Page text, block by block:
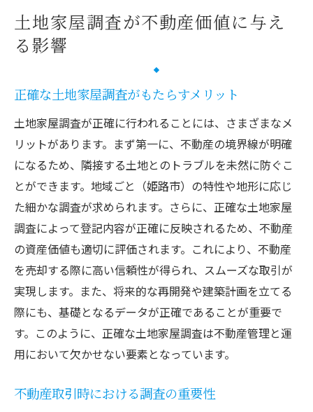
土地家屋調査が不動産価値に与え
る影響
正確な土地家屋調査がもたらすメリット
土地家屋調査が正確に行われることには、さまざまなメ
リットがあります。まず第一に、不動産の境界線が明確
になるため、隣接する土地とのトラブルを未然に防ぐこ
とができます。地域ごと（姫路市）の特性や地形に応じ
た細かな調査が求められます。さらに、正確な土地家屋
調査によって登記内容が正確に反映されるため、不動産
の資産価値も適切に評価されます。これにより、不動産
を売却する際に高い信頼性が得られ、スムーズな取引が
実現します。また、将来的な再開発や建築計画を立てる
際にも、基礎となるデータが正確であることが重要で
す。このように、正確な土地家屋調査は不動産管理と運
用において欠かせない要素となっています。
不動産取引時における調査の重要性